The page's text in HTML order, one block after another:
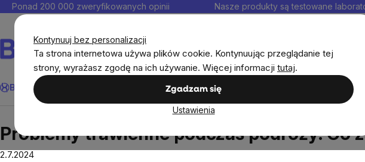
Kontynuuj bez personalizacji
Ta strona internetowa używa plików cookie. Kontynuując przeglądanie tej
strony, wyrażasz zgodę na ich używanie. Więcej informacji tutaj.
Zgadzam się
Ustawienia
Przejść
Ponad 200 000 zweryfikowanych opinii Nasze produkty są testowane
Współpraca hurtowa
Szukaj
BrainMax® PromocjaCeleSuplementy diety Zestawy promocyjne
Problemy trawienne podczas podróży: Co zabrać na wakacje?
Problemy trawienne podczas podróży: Co
2.7.2024